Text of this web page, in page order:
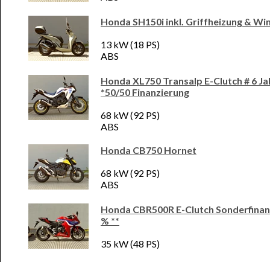
Honda SH150i inkl. Griffheizung &
13 kW (18 PS)
ABS
Honda XL750 Transalp E-Clutch # 6
*50/50 Finanzierung
68 kW (92 PS)
ABS
Honda CB750 Hornet
68 kW (92 PS)
ABS
Honda CBR500R E-Clutch
% **
35 kW (48 PS)